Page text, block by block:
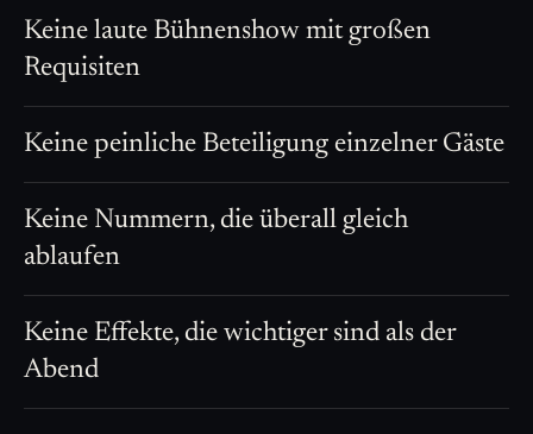
Keine laute Bühnenshow mit großen
Requisiten
Keine peinliche Beteiligung einzelner Gäste
Keine Nummern, die überall gleich
ablaufen
Keine Effekte, die wichtiger sind als der
Abend